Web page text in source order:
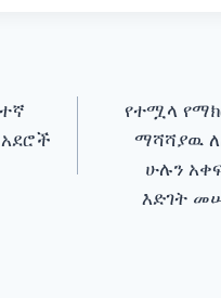
የተሟላ
ማሻሻያዉ
ሁሉን
እድገት